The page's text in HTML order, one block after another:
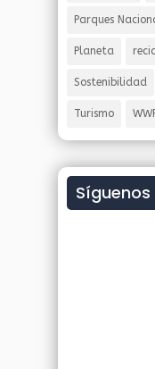
Parques
Planeta
Sostenibilidad
Turismo
Síguenos